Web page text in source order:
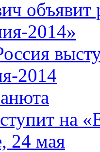
объявит
2014»
2014
на
24 мая